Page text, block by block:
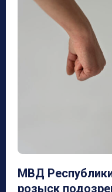
МВД
розыск